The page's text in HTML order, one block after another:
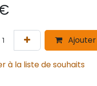
à la liste de souhaits